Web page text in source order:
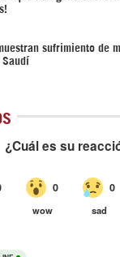
sufrimiento de
Saudí